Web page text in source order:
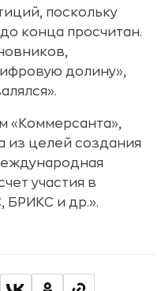
поскольку
конца просчитан.
долину»,
«Коммерсанта»,
из целей создания
участия в
БРИКС и др.».